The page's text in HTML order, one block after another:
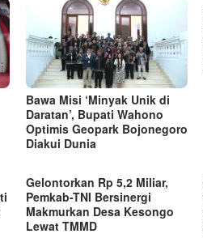
Bawa Misi ‘Minyak Unik di
Daratan’, Bupati Wahono
Optimis Geopark Bojonegoro
Diakui Dunia
Gelontorkan Rp 5,2 Miliar,
Pemkab-TNI Bersinergi
Makmurkan Desa Kesongo
Lewat TMMD